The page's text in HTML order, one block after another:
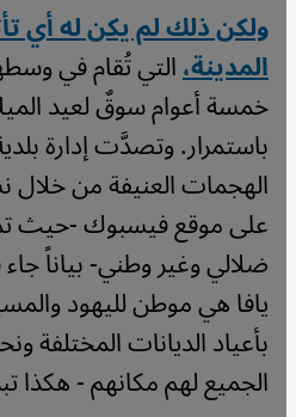
ولكن ذلك لم يكن له أي
المدينة،التي تُقام في
خمسة أعوام سوقٌ لعيد
باستمرار. وتصدَّت إدارة
الهجمات العنيفة من
على موقع فيسبوك -حيث تم
ضلالي وغير وطني- بياناً
يافا هي موطن لليهود
بأعياد الديانات المختلفة
الجميع لهم مكانهم - هكذا